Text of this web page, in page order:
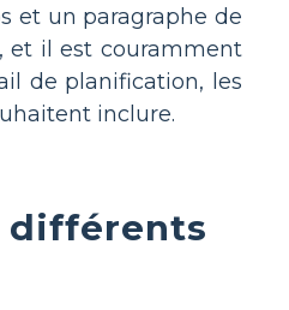
et un paragraphe de
et il est couramment
de planification, les
inclure.
différents